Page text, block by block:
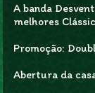
A banda
melhores
Promoção:
Abertura da